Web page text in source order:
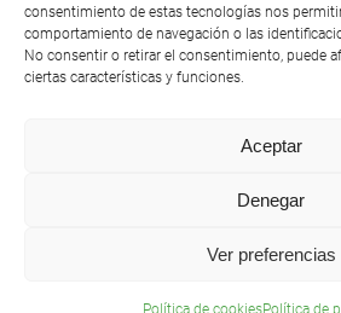
consentimiento de estas tecnologías nos
comportamiento de navegación o las
No consentir o retirar el consentimiento, puede
ciertas características y funciones.
Aceptar
Denegar
Ver preferencias
Política de cookiesPolítica de
Club Náutico Sevilla © 2021 |